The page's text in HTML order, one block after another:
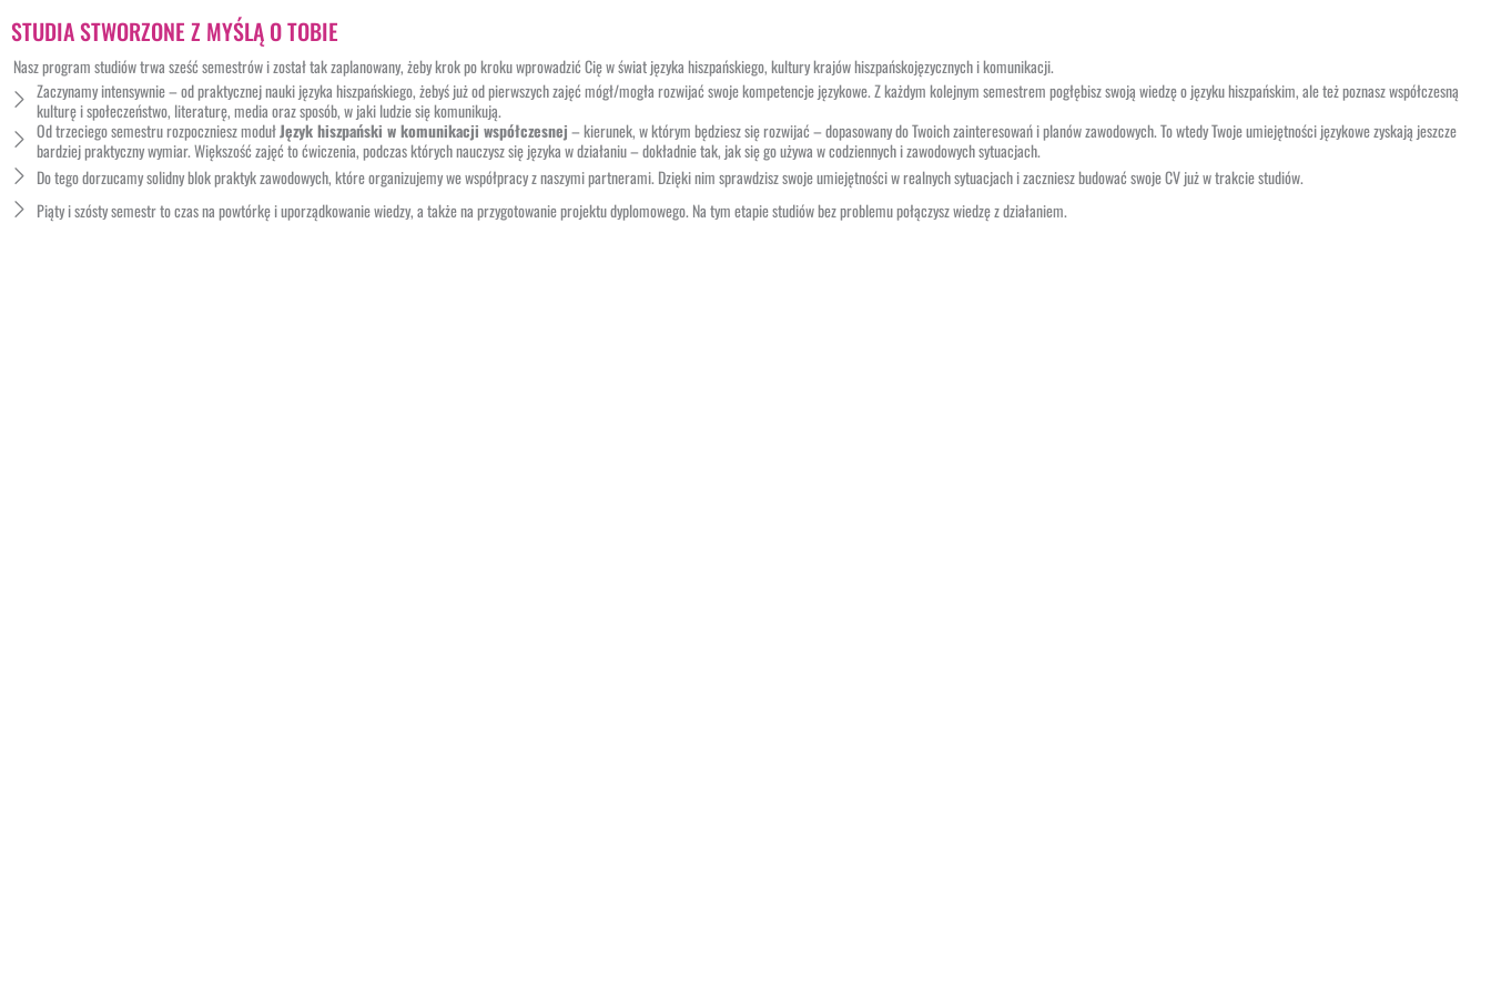
STUDIA STWORZONE Z MYŚLĄ O TOBIE
Nasz program studiów trwa sześć semestrów i został tak zaplanowany, żeby krok po kroku wprowadzić Cię w świat języka hiszpańskiego, kultury krajów hiszpańskojęzycznych i komunikacji.
Zaczynamy intensywnie – od praktycznej nauki języka hiszpańskiego, żebyś już od pierwszych zajęć mógł/mogła rozwijać swoje kompetencje językowe. Z każdym kolejnym semestrem pogłębisz swoją wiedzę o języku hiszpańskim, ale też poznasz współczesną
kulturę i społeczeństwo, literaturę, media oraz sposób, w jaki ludzie się komunikują.
Od trzeciego semestru rozpoczniesz modułJęzyk hiszpański w komunikacji współczesnej– kierunek, w którym będziesz się rozwijać – dopasowany do Twoich zainteresowań i planów zawodowych. To wtedy Twoje umiejętności językowe zyskają jeszcze
bardziej praktyczny wymiar. Większość zajęć to ćwiczenia, podczas których nauczysz się języka w działaniu – dokładnie tak, jak się go używa w codziennych i zawodowych sytuacjach.
Do tego dorzucamy solidny blok praktyk zawodowych, które organizujemy we współpracy z naszymi partnerami. Dzięki nim sprawdzisz swoje umiejętności w realnych sytuacjach i zaczniesz budować swoje CV już w trakcie studiów.
Piąty i szósty semestr to czas na powtórkę i uporządkowanie wiedzy, a także na przygotowanie projektu dyplomowego. Na tym etapie studiów bez problemu połączysz wiedzę z działaniem.